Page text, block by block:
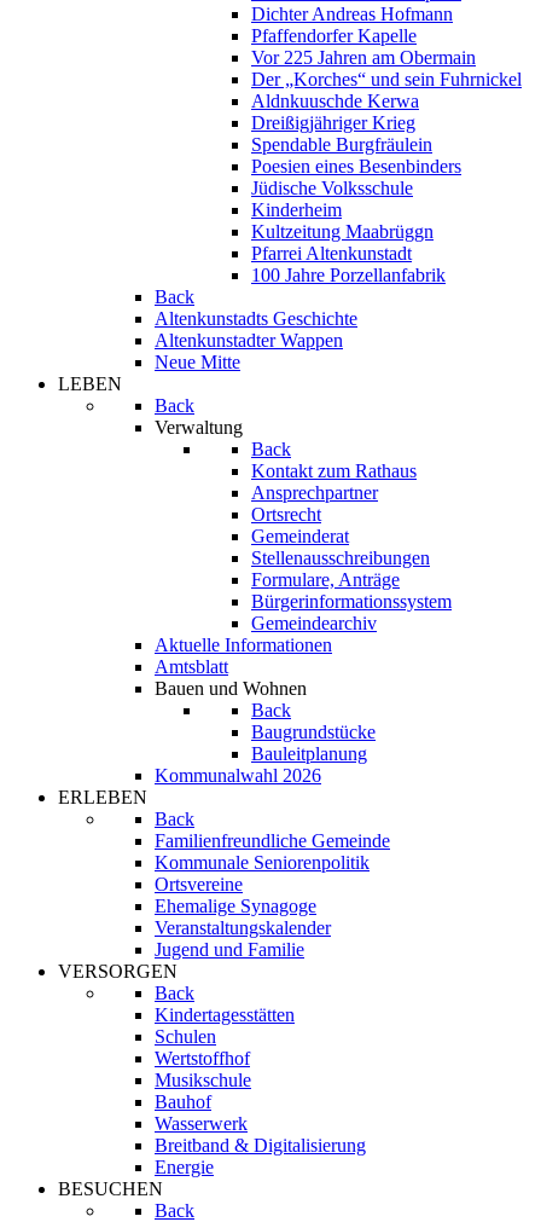
Dichter Andreas Hofmann
Pfaffendorfer Kapelle
Vor 225 Jahren am Obermain
Der „Korches“ und sein Fuhrnickel
Aldnkuuschde Kerwa
Dreißigjähriger Krieg
Spendable Burgfräulein
Poesien eines Besenbinders
Jüdische Volksschule
Kinderheim
Kultzeitung Maabrüggn
Pfarrei Altenkunstadt
100 Jahre Porzellanfabrik
Back
Altenkunstadts Geschichte
Altenkunstadter Wappen
Neue Mitte
LEBEN
Back
Verwaltung
Back
Kontakt zum Rathaus
Ansprechpartner
Ortsrecht
Gemeinderat
Stellenausschreibungen
Formulare, Anträge
Bürgerinformationssystem
Gemeindearchiv
Aktuelle Informationen
Amtsblatt
Bauen und Wohnen
Back
Baugrundstücke
Bauleitplanung
Kommunalwahl 2026
ERLEBEN
Back
Familienfreundliche Gemeinde
Kommunale Seniorenpolitik
Ortsvereine
Ehemalige Synagoge
Veranstaltungskalender
Jugend und Familie
VERSORGEN
Back
Kindertagesstätten
Schulen
Wertstoffhof
Musikschule
Bauhof
Wasserwerk
Breitband & Digitalisierung
Energie
BESUCHEN
Back